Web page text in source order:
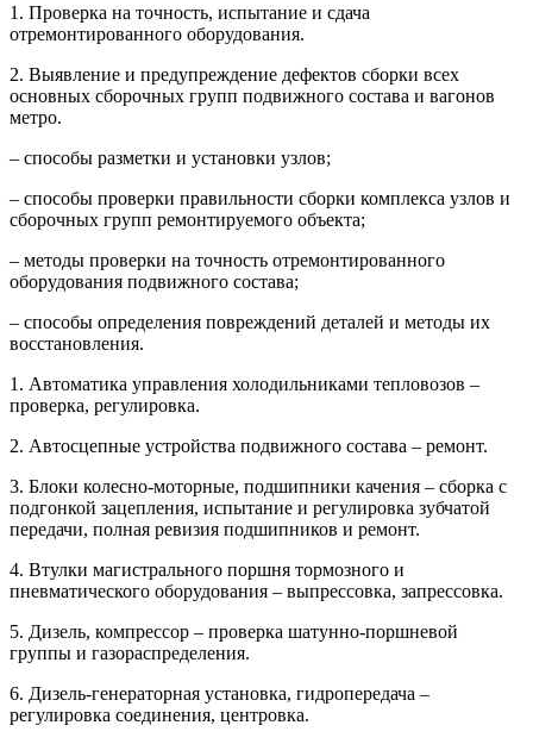
1. Проверка на точность, испытание и сдача
отремонтированного оборудования.
2. Выявление и предупреждение дефектов сборки всех
основных сборочных групп подвижного состава и вагонов
метро.
– способы разметки и установки узлов;
– способы проверки правильности сборки комплекса узлов и
сборочных групп ремонтируемого объекта;
– методы проверки на точность отремонтированного
оборудования подвижного состава;
– способы определения повреждений деталей и методы их
восстановления.
1. Автоматика управления холодильниками тепловозов –
проверка, регулировка.
2. Автосцепные устройства подвижного состава – ремонт.
3. Блоки колесно-моторные, подшипники качения – сборка с
подгонкой зацепления, испытание и регулировка зубчатой
передачи, полная ревизия подшипников и ремонт.
4. Втулки магистрального поршня тормозного и
пневматического оборудования – выпрессовка, запрессовка.
5. Дизель, компрессор – проверка шатунно-поршневой
группы и газораспределения.
6. Дизель-генераторная установка, гидропередача –
регулировка соединения, центровка.